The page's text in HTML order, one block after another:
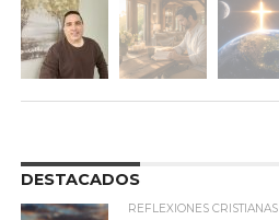
DESTACADOS
REFLEXIONES